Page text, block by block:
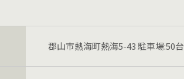
郡山市熱海町熱海5-43 駐車場:50台